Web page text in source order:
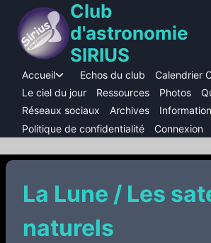
contenu
Club
d'astronomie
SIRIUS
Accueil
Ouvrir/fermer
le
menu
enfant
Echos du club Calendrier
Le ciel du jour Ressources Photos
Réseaux sociaux
Archives
Politique de confidentialité
Connexion
La Lune / Les
naturels